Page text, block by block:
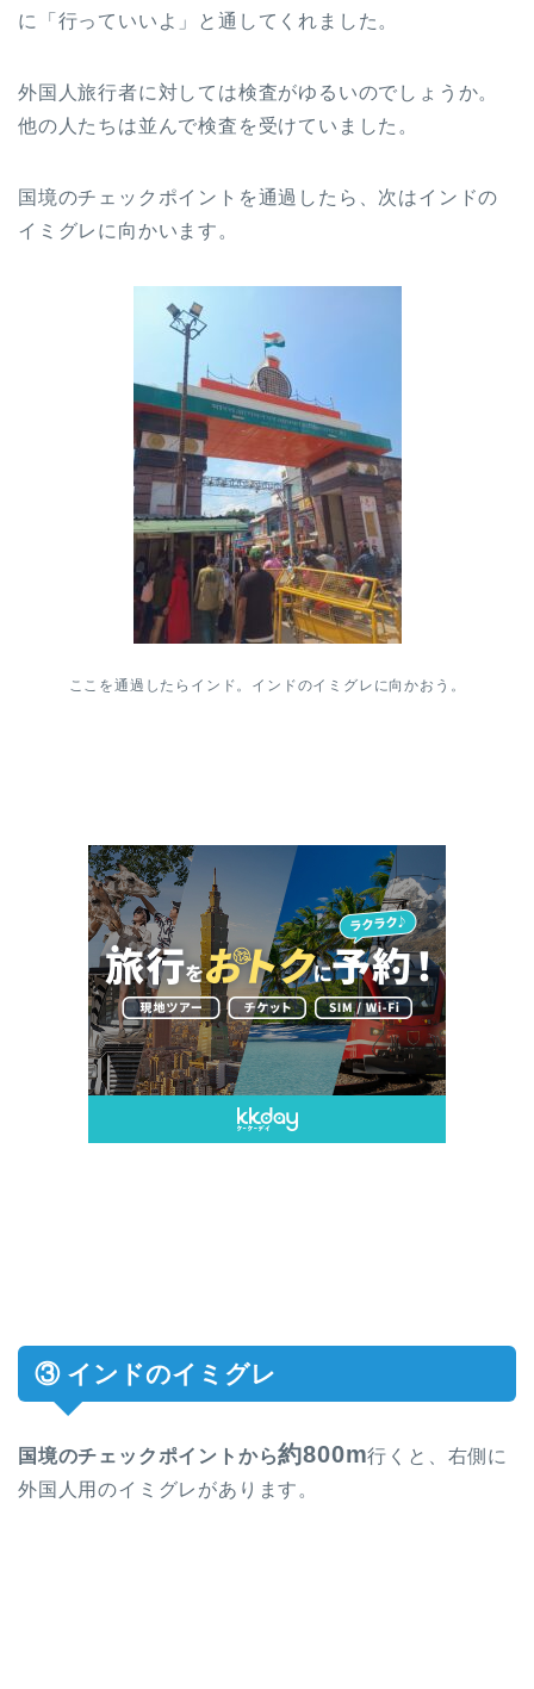
に「行っていいよ」と通してくれました。
外国人旅行者に対しては検査がゆるいのでしょうか。
他の人たちは並んで検査を受けていました。
国境のチェックポイントを通過したら、次はインドの
イミグレに向かいます。
ここを通過したらインド。インドのイミグレに向かおう。
③ インドのイミグレ
国境のチェックポイントから約800m行くと、右側に
外国人用のイミグレがあります。